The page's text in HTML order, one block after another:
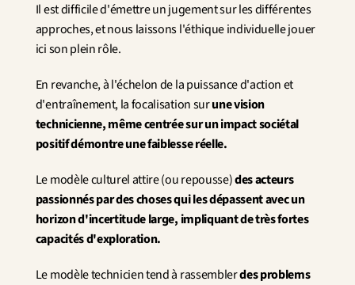
Il est difficile d'émettre un jugement sur les différentes
approches, et nous laissons l'éthique individuelle jouer
ici son plein rôle.
En revanche, à l'échelon de la puissance d'action et
d'entraînement, la focalisation sur une vision
technicienne, même centrée sur un impact sociétal
positif démontre une faiblesse réelle.
Le modèle culturel attire (ou repousse) des acteurs
passionnés par des choses qui les dépassent avec un
horizon d'incertitude large, impliquant de très fortes
capacités d'exploration.
Le modèle technicien tend à rassembler des problems